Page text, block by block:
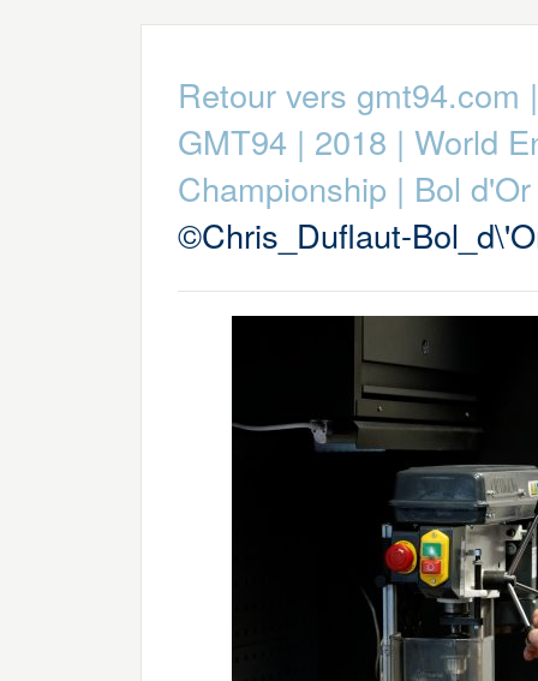
Retour vers gmt94.com
GMT94 | 2018 | World
Championship | Bol
©Chris_Duflaut-